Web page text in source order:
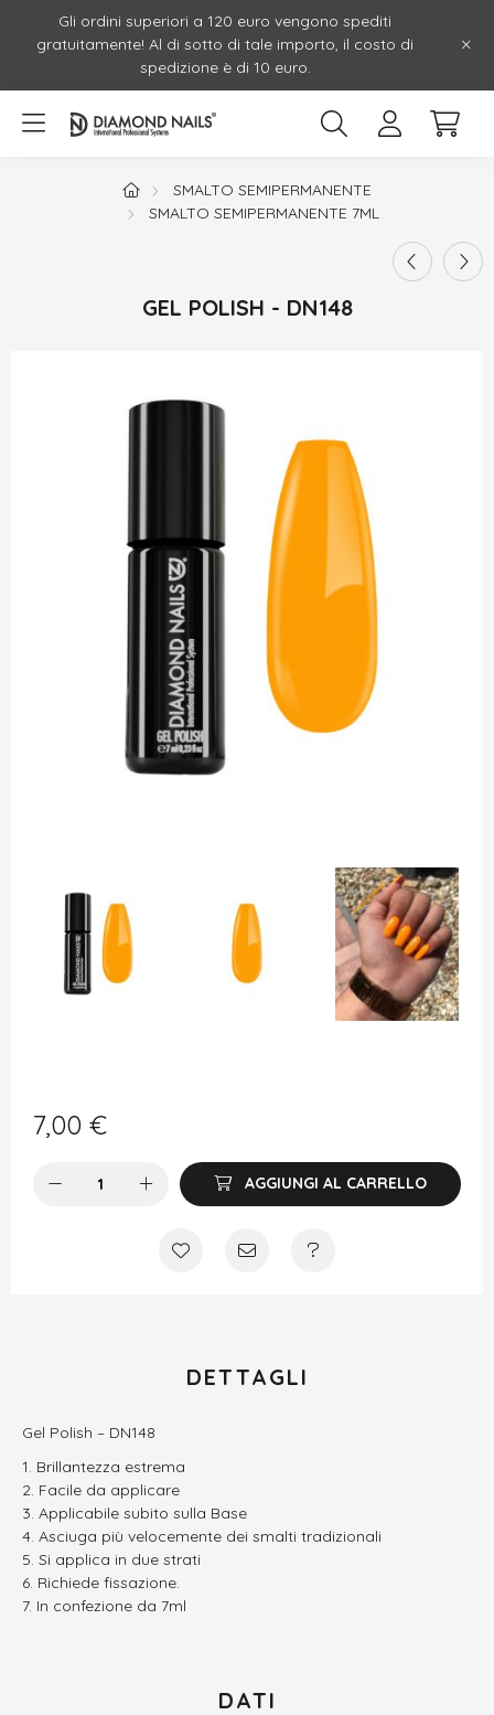
Gli ordini superiori a 120 euro vengono spediti
gratuitamente! Al di sotto di tale importo, il costo di
spedizione è di 10 euro.
SMALTO SEMIPERMANENTE
SMALTO SEMIPERMANENTE 7ML
GEL POLISH - DN148
7,00 €
AGGIUNGI AL CARRELLO
DETTAGLI
Gel Polish – DN148
Brillantezza estrema
Facile da applicare
Applicabile subito sulla Base
Asciuga più velocemente dei smalti tradizionali
Si applica in due strati
Richiede fissazione.
In confezione da 7ml
DATI